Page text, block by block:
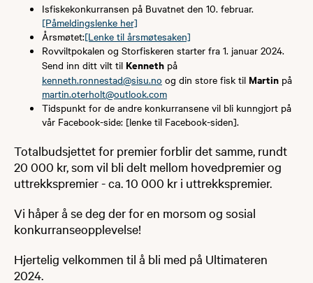
Isfiskekonkurransen på Buvatnet den 10. februar.
[Påmeldingslenke her]
Årsmøtet:[Lenke til årsmøtesaken]
Rovviltpokalen og Storfiskeren starter fra 1. januar 2024.
Send inn ditt vilt til Kenneth på
kenneth.ronnestad@sisu.no og din store fisk til Martin på
martin.oterholt@outlook.com
Tidspunkt for de andre konkurransene vil bli kunngjort på
vår Facebook-side: [lenke til Facebook-siden].
Totalbudsjettet for premier forblir det samme, rundt
20 000 kr, som vil bli delt mellom hovedpremier og
uttrekkspremier - ca. 10 000 kr i uttrekkspremier.
Vi håper å se deg der for en morsom og sosial
konkurranseopplevelse!
Hjertelig velkommen til å bli med på Ultimateren
2024.